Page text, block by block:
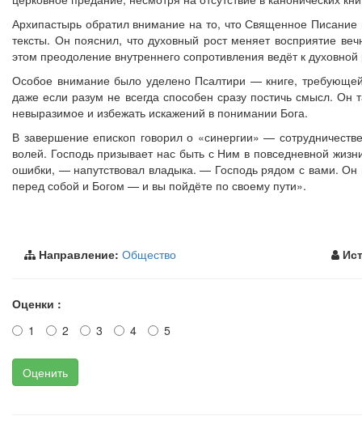
Архипастырь обратил внимание на то, что Священное Писание
тексты. Он пояснил, что духовный рост меняет восприятие
этом преодоление внутреннего сопротивления ведёт к
Особое внимание было уделено Псалтири — книге, требующей
даже если разум не всегда способен сразу постичь смысл. Он
невыразимое и избежать искажений в понимании Бога.
В завершение епископ говорил о «синергии» —
волей. Господь призывает нас быть с Ним в повседневной
ошибки, — напутствовал владыка. — Господь рядом с вами.
перед собой и Богом — и вы пойдёте по своему пути».
Направление: Общество
Оценки :
1
2 3 4 5
Оценить